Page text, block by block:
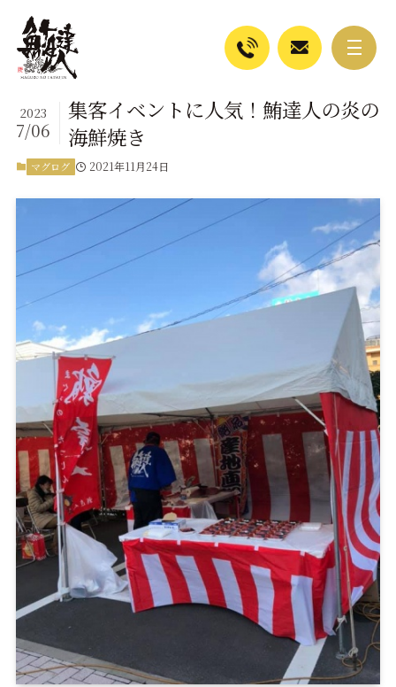
集客イベントに人気！鮪達人の炎の
海鮮焼き
2023
7/06
マグログ 2021年11月24日